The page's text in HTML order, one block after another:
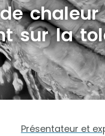
chaleur
sur la
Présentateur et